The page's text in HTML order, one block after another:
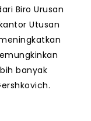
Biro Urusan
Utusan
banyak